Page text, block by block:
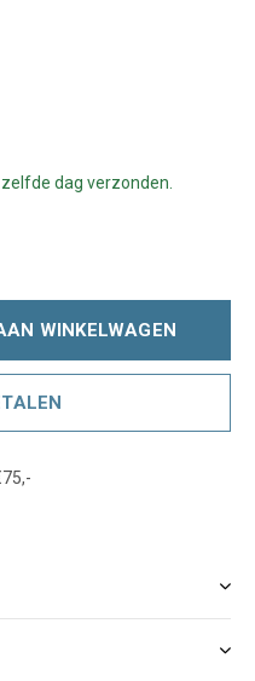
dag verzonden.
WINKELWAGEN